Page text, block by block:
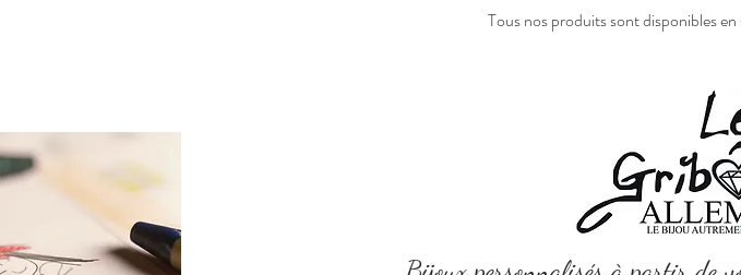
Tous nos produits sont disponibles